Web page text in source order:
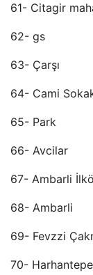
61- Citagir
62- gs
63- Çarşı
64- Cami
65- Park
66- Avcilar
67- Ambarli
68- Ambarli
69- Fevzzi
70- Harhantepe